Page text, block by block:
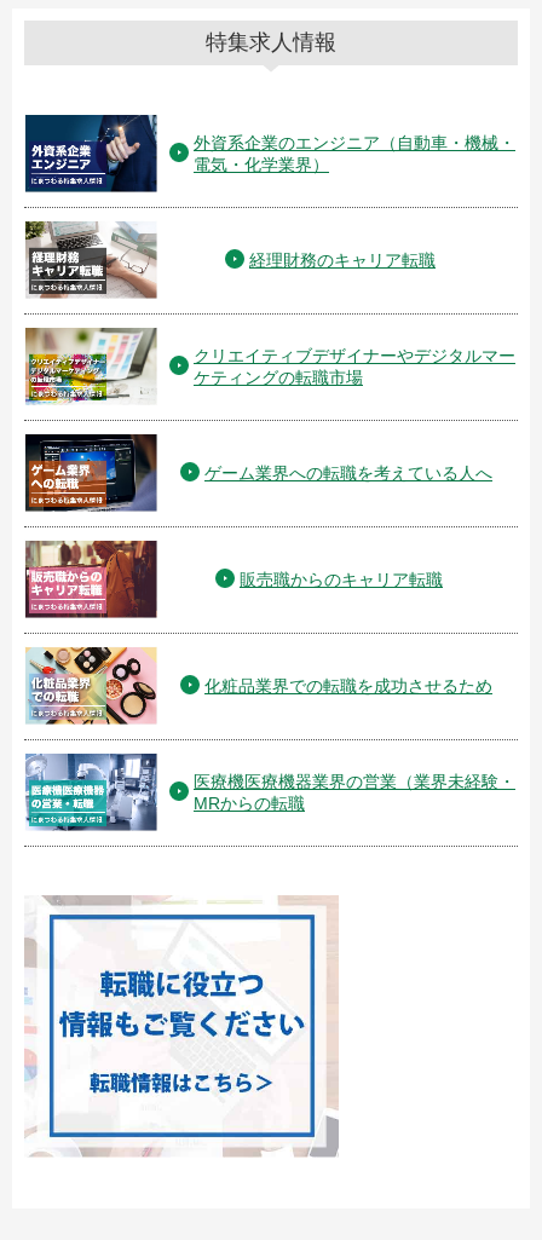
特集求人情報
外資系企業のエンジニア（自動車・機械・
電気・化学業界）
経理財務のキャリア転職
クリエイティブデザイナーやデジタルマー
ケティングの転職市場
ゲーム業界への転職を考えている人へ
販売職からのキャリア転職
化粧品業界での転職を成功させるため
医療機医療機器業界の営業（業界未経験・
MRからの転職